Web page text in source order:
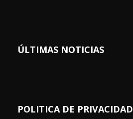
ÚLTIMAS NOTICIAS
POLITICA DE PRIVACIDAD